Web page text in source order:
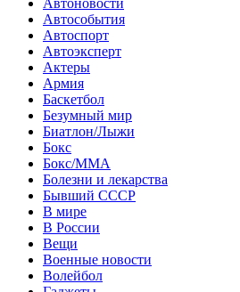
Автоновости
Автособытия
Автоспорт
Автоэксперт
Актеры
Армия
Баскетбол
Безумный мир
Биатлон/Лыжи
Бокс
Бокс/MMA
Болезни и лекарства
Бывший СССР
В мире
В России
Вещи
Военные новости
Волейбол